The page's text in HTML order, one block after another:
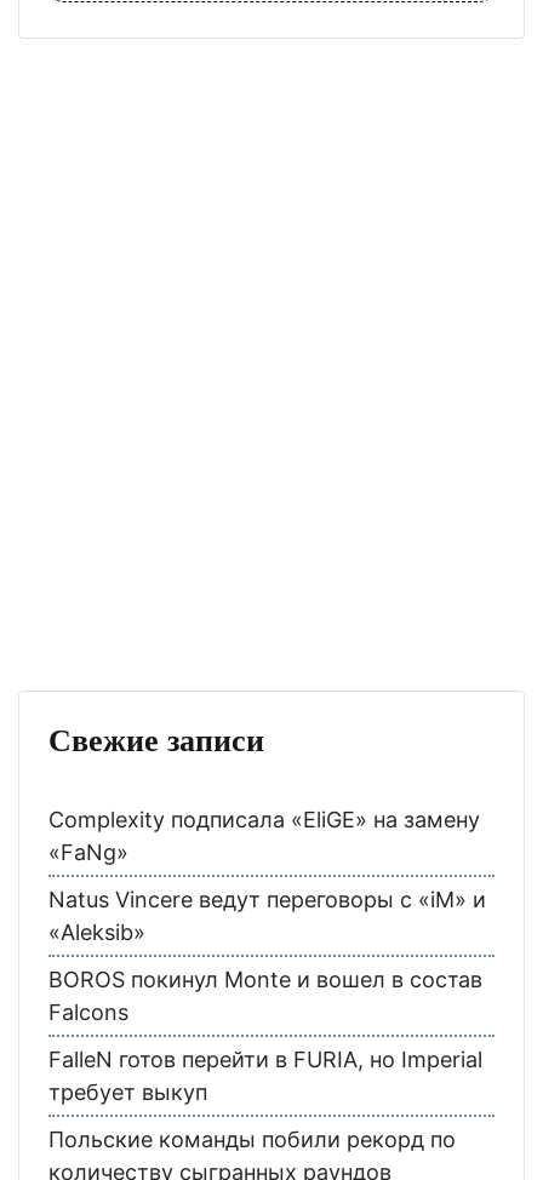
Свежие записи
Complexity подписала «EliGE» на замену
«FaNg»
Natus Vincere ведут переговоры с «iM» и
«Aleksib»
BOROS покинул Monte и вошел в состав
Falcons
FalleN готов перейти в FURIA, но Imperial
требует выкуп
Польские команды побили рекорд по
количеству сыгранных раундов